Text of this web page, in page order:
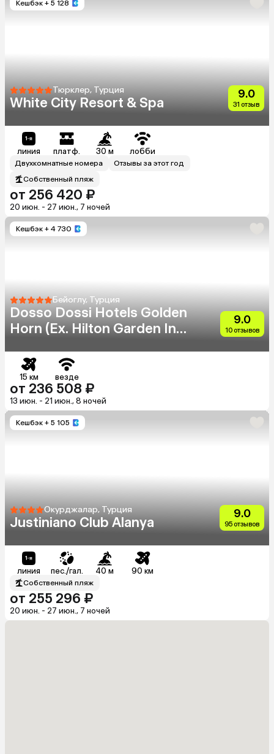
Кешбэк + 5 128
Тюрклер, Турция
White City Resort & Spa
9.0
31 отзыв
линия платф. 30 м лобби
Двухкомнатные номера
Отзывы за этот год
Собственный пляж
от 256 420 ₽
20 июн. - 27 июн., 7 ночей
Кешбэк + 4 730
Бейоглу, Турция
Dosso Dossi Hotels Golden
Horn (Eх. Hilton Garden Inn
9.0
10 отзывов
15 км везде
от 236 508 ₽
13 июн. - 21 июн., 8 ночей
Кешбэк + 5 105
Окурджалар, Турция
Justiniano Club Alanya
9.0
95 отзывов
линия пес./гал. 40 м 90 км
Собственный пляж
от 255 296 ₽
20 июн. - 27 июн., 7 ночей